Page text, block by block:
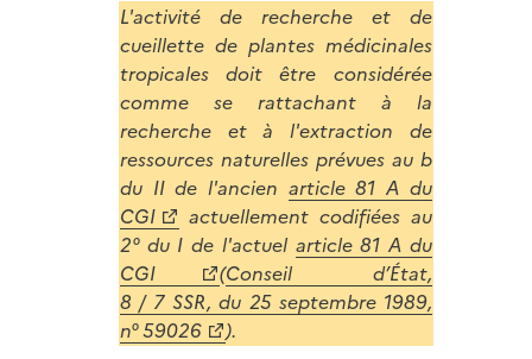
L'activité de recherche et de
cueillette de plantes médicinales
tropicales doit être considérée
comme se rattachant à la
recherche et à l'extraction de
ressources naturelles prévues au b
du II de l'ancien article 81 A du
CGI
actuellement codifiées au
2° du I de l'actuel article 81 A du
CGI
(Conseil d’État,
8 / 7 SSR, du 25 septembre 1989,
n° 59026
).